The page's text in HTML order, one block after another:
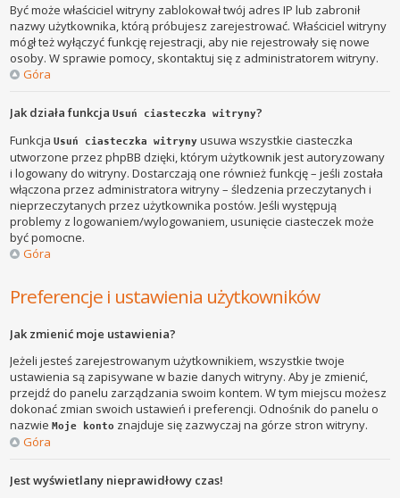
Być może właściciel witryny zablokował twój adres IP lub zabronił
nazwy użytkownika, którą próbujesz zarejestrować. Właściciel witryny
mógł też wyłączyć funkcję rejestracji, aby nie rejestrowały się nowe
osoby. W sprawie pomocy, skontaktuj się z administratorem witryny.
Góra
Jak działa funkcjaUsuń ciasteczka witryny?
FunkcjaUsuń ciasteczka witryny usuwa wszystkie ciasteczka
utworzone przez phpBB dzięki, którym użytkownik jest autoryzowany
i logowany do witryny. Dostarczają one również funkcję – jeśli została
włączona przez administratora witryny – śledzenia przeczytanych i
nieprzeczytanych przez użytkownika postów. Jeśli występują
problemy z logowaniem/wylogowaniem, usunięcie ciasteczek może
być pomocne.
Góra
Preferencje i ustawienia użytkowników
Jak zmienić moje ustawienia?
Jeżeli jesteś zarejestrowanym użytkownikiem, wszystkie twoje
ustawienia są zapisywane w bazie danych witryny. Aby je zmienić,
przejdź do panelu zarządzania swoim kontem. W tym miejscu możesz
dokonać zmian swoich ustawień i preferencji. Odnośnik do panelu o
nazwieMoje konto znajduje się zazwyczaj na górze stron witryny.
Góra
Jest wyświetlany nieprawidłowy czas!